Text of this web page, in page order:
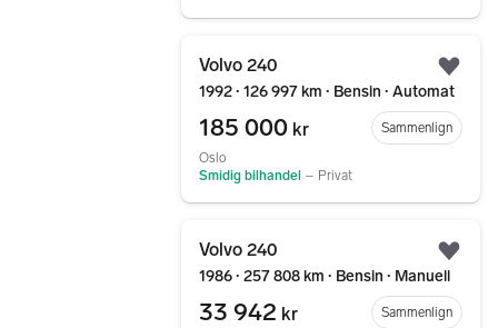
Volvo 240
1992 ∙ 126 997 km ∙ Bensin ∙ Automat
185 000 kr
Sammenlign
Oslo
Smidig bilhandel – Privat
Volvo 240
1986 ∙ 257 808 km ∙ Bensin ∙ Manuell
33 942 kr
Sammenlign